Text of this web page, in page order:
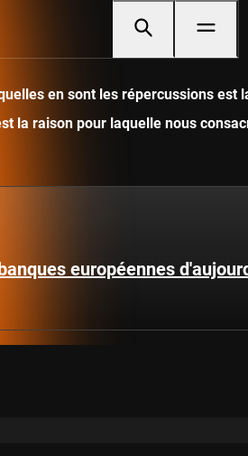
en sont les répercussions
la raison pour laquelle nous
européennes